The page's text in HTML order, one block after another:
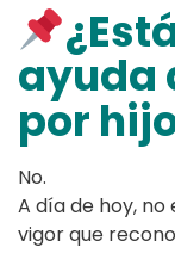
ayuda
por
No.
A día de hoy,
vigor que